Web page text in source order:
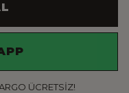
ÜCRETSİZ!